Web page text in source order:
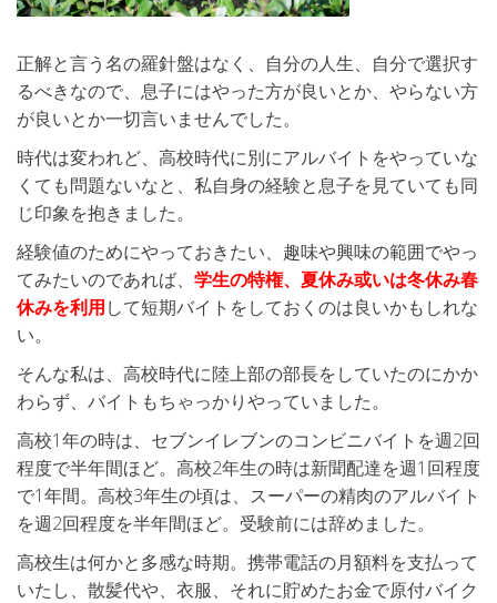
正解と言う名の羅針盤はなく、自分の人生、自分で選択す
るべきなので、息子にはやった方が良いとか、やらない方
が良いとか一切言いませんでした。
時代は変われど、高校時代に別にアルバイトをやっていな
くても問題ないなと、私自身の経験と息子を見ていても同
じ印象を抱きました。
経験値のためにやっておきたい、趣味や興味の範囲でやっ
てみたいのであれば、 学生の特権、夏休み或いは冬休み春
休みを利用して短期バイトをしておくのは良いかもしれな
い。
そんな私は、高校時代に陸上部の部長をしていたのにかか
わらず、バイトもちゃっかりやっていました。
高校1年の時は、セブンイレブンのコンビニバイトを週2回
程度で半年間ほど。高校2年生の時は新聞配達を週1回程度
で1年間。高校3年生の頃は、スーパーの精肉のアルバイト
を週2回程度を半年間ほど。受験前には辞めました。
高校生は何かと多感な時期。携帯電話の月額料を支払って
いたし、散髪代や、衣服、それに貯めたお金で原付バイク